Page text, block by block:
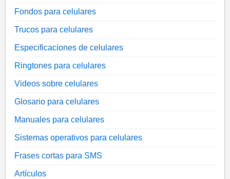
Fondos para celulares
Trucos para celulares
Especificaciones de celulares
Ringtones para celulares
Videos sobre celulares
Glosario para celulares
Manuales para celulares
Sistemas operativos para celulares
Frases cortas para SMS
Artículos